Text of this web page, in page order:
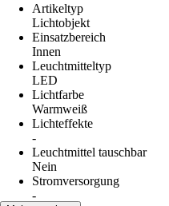
Artikeltyp
Lichtobjekt
Einsatzbereich
Innen
Leuchtmitteltyp
LED
Lichtfarbe
Warmweiß
Lichteffekte
-
Leuchtmittel tauschbar
Nein
Stromversorgung
-